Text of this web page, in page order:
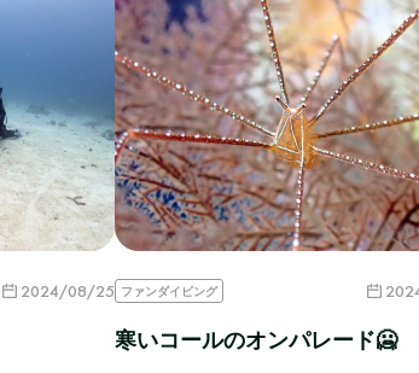
2024/08/25 ファンダイビング
寒いコールのオンパレード🥶